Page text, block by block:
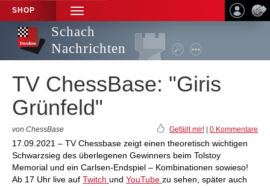
SHOP
TOGGLE
NAVIGATION
Schach
Nachrichten
TV ChessBase: "Giris
Grünfeld"
von ChessBase Gefällt mir! 0 Kommentare
17.09.2021 – TV Chessbase zeigt einen theoretisch wichtigen
Schwarzsieg des überlegenen Gewinners beim Tolstoy
Memorial und ein Carlsen-Endspiel – Kombinationen sowieso!
Ab 17 Uhr live auf Twitch und YouTube zu sehen, später auch